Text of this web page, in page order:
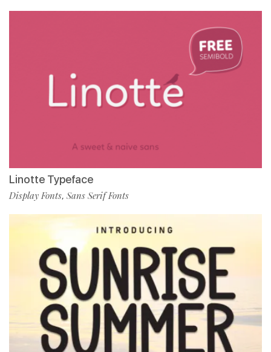
Linotte Typeface
Display Fonts, Sans Serif Fonts